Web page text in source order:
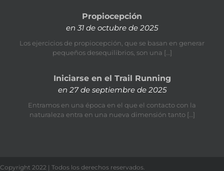
Propiocepción
en 31 de octubre de 2025
Los ejercicios de propiocepción, que se basan en generar
pequeños desequilibrios, son una […]
Iniciarse en el Trail Running
en 27 de septiembre de 2025
Entramos en una época en el que el contacto con la
naturaleza entra en una nueva dimensión tanto […]
Copyright 2022 | Todos los derechos reservados.